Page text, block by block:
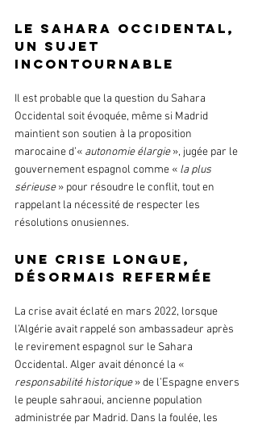
Le Sahara Occidental,
un sujet
incontournable
Il est probable que la question du Sahara
Occidental soit évoquée, même si Madrid
maintient son soutien à la proposition
marocaine d’« autonomie élargie », jugée par le
gouvernement espagnol comme « la plus
sérieuse » pour résoudre le conflit, tout en
rappelant la nécessité de respecter les
résolutions onusiennes.
Une crise longue,
désormais refermée
La crise avait éclaté en mars 2022, lorsque
l’Algérie avait rappelé son ambassadeur après
le revirement espagnol sur le Sahara
Occidental. Alger avait dénoncé la «
responsabilité historique » de l’Espagne envers
le peuple sahraoui, ancienne population
administrée par Madrid. Dans la foulée, les